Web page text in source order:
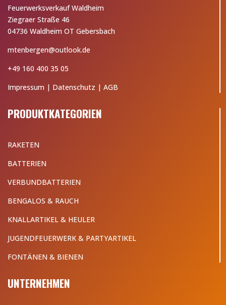
Feuerwerksverkauf Waldheim
Ziegraer Straße 46
04736 Waldheim OT Gebersbach
mtenbergen@outlook.de
+49 160 400 35 05
Impressum | Datenschutz |AGB
PRODUKTKATEGORIEN
RAKETEN
BATTERIEN
VERBUNDBATTERIEN
BENGALOS & RAUCH
KNALLARTIKEL & HEULER
JUGENDFEUERWERK & PARTYARTIKEL
FONTÄNEN & BIENEN
UNTERNEHMEN